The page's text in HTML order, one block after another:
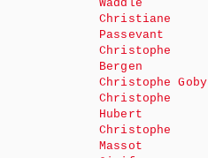
Waddle
Christiane
Passevant
Christophe
Bergen
Christophe Goby
Christophe
Hubert
Christophe
Massot